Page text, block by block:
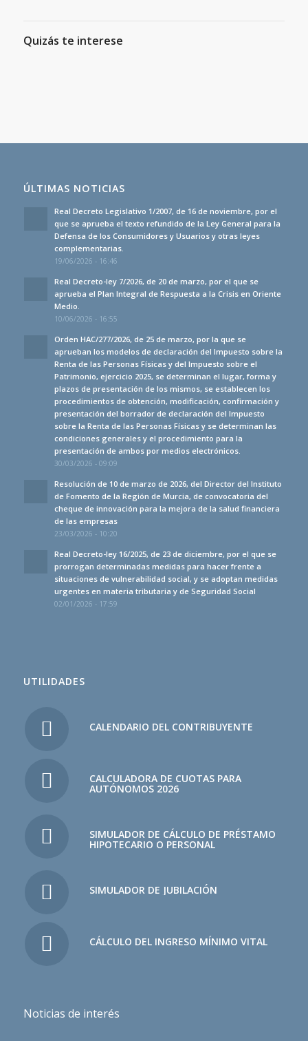
Quizás te interese
ÚLTIMAS NOTICIAS
Real Decreto Legislativo 1/2007, de 16 de noviembre, por el
que se aprueba el texto refundido de la Ley General para la
Defensa de los Consumidores y Usuarios y otras leyes
complementarias.
19/06/2026 - 16:46
Real Decreto-ley 7/2026, de 20 de marzo, por el que se
aprueba el Plan Integral de Respuesta a la Crisis en Oriente
Medio.
10/06/2026 - 16:55
Orden HAC/277/2026, de 25 de marzo, por la que se
aprueban los modelos de declaración del Impuesto sobre la
Renta de las Personas Físicas y del Impuesto sobre el
Patrimonio, ejercicio 2025, se determinan el lugar, forma y
plazos de presentación de los mismos, se establecen los
procedimientos de obtención, modificación, confirmación y
presentación del borrador de declaración del Impuesto
sobre la Renta de las Personas Físicas y se determinan las
condiciones generales y el procedimiento para la
presentación de ambos por medios electrónicos.
30/03/2026 - 09:09
Resolución de 10 de marzo de 2026, del Director del Instituto
de Fomento de la Región de Murcia, de convocatoria del
cheque de innovación para la mejora de la salud financiera
de las empresas
23/03/2026 - 10:20
Real Decreto-ley 16/2025, de 23 de diciembre, por el que se
prorrogan determinadas medidas para hacer frente a
situaciones de vulnerabilidad social, y se adoptan medidas
urgentes en materia tributaria y de Seguridad Social
02/01/2026 - 17:59
UTILIDADES
CALENDARIO DEL CONTRIBUYENTE
CALCULADORA DE CUOTAS PARA
AUTÓNOMOS 2026
SIMULADOR DE CÁLCULO DE PRÉSTAMO
HIPOTECARIO O PERSONAL
SIMULADOR DE JUBILACIÓN
CÁLCULO DEL INGRESO MÍNIMO VITAL
Noticias de interés